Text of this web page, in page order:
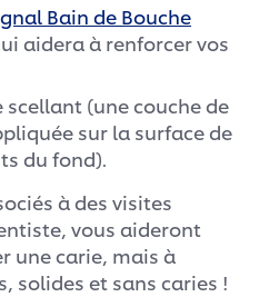
Bain de Bouche
aidera à renforcer vos
scellant (une couche de
sur la surface de
du fond).
à des visites
vous aideront
une carie, mais à
solides et sans caries !